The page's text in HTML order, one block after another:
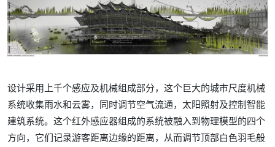
设计采用上千个感应及机械组成部分，这个巨大的城市尺度机械
系统收集雨水和云雾，同时调节空气流通，太阳照射及控制智能
建筑系统。这个红外感应器组成的系统被融入到物理模型的四个
方向，它们记录游客距离边缘的距离，从而调节顶部白色羽毛般